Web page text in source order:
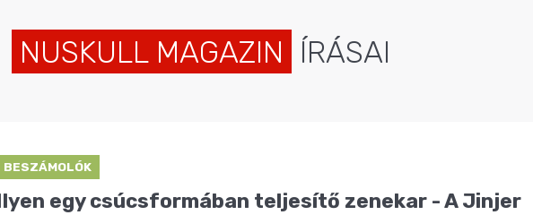
NUSKULL MAGAZIN ÍRÁSAI
BESZÁMOLÓK
egy csúcsformában teljesítő zenekar - A Jinjer